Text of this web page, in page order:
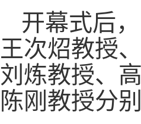
开幕式后
王次炤教授
刘炼教授、
陈刚教授分